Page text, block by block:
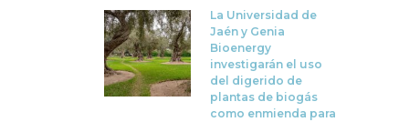
La Universidad de
Jaén y Genia
Bioenergy
investigarán el uso
del digerido de
plantas de biogás
como enmienda para